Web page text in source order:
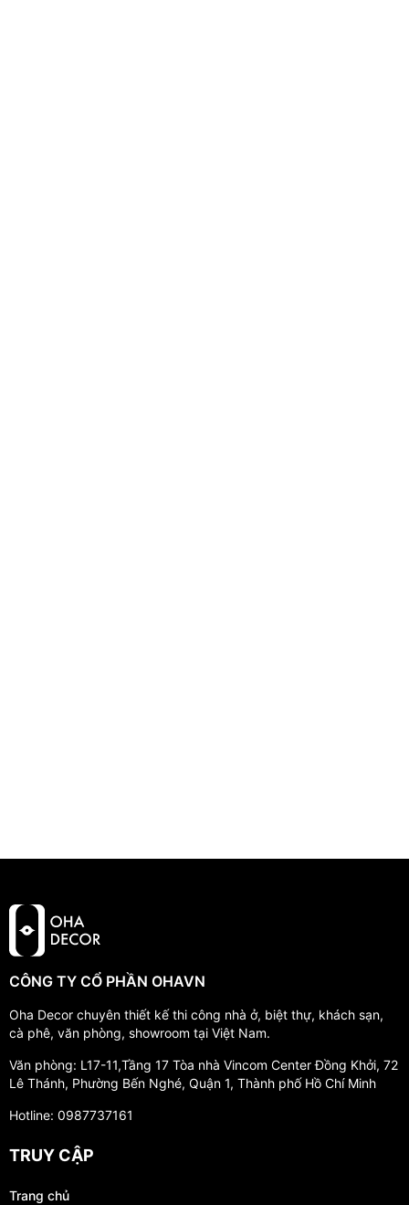
CÔNG TY CỔ PHẦN OHAVN
Oha Decor chuyên thiết kế thi công nhà ở, biệt thự, khách sạn,
cà phê, văn phòng, showroom tại Việt Nam.
Văn phòng: L17-11,Tầng 17 Tòa nhà Vincom Center Đồng Khởi, 72
Lê Thánh, Phường Bến Nghé, Quận 1, Thành phố Hồ Chí Minh
Hotline: 0987737161
TRUY CẬP
Trang chủ